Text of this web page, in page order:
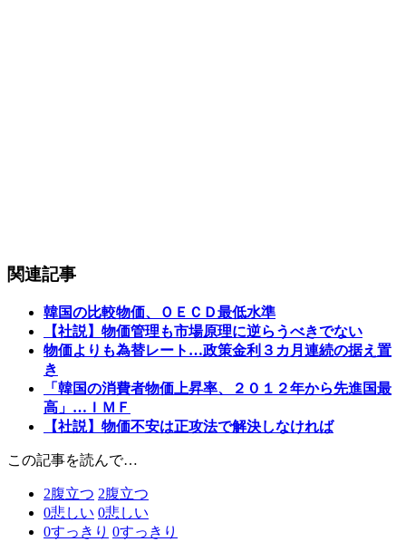
関連記事
韓国の比較物価、ＯＥＣＤ最低水準
【社説】物価管理も市場原理に逆らうべきでない
物価よりも為替レート…政策金利３カ月連続の据え置
き
「韓国の消費者物価上昇率、２０１２年から先進国最
高」…ＩＭＦ
【社説】物価不安は正攻法で解決しなければ
この記事を読んで…
2腹立つ 2腹立つ
0悲しい 0悲しい
0すっきり 0すっきり